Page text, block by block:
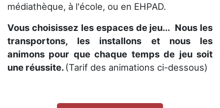
médiathèque, à l'école, ou en EHPAD.
Vous choisissez les espaces de jeu... Nous les
transportons, les installons et nous les
animons pour que chaque temps de jeu soit
une réussite. (Tarif des animations ci-dessous)